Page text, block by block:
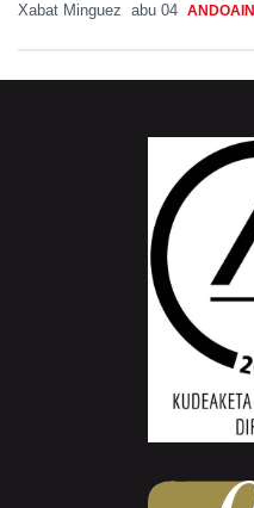
Xabat Minguez abu 04 ANDOAIN